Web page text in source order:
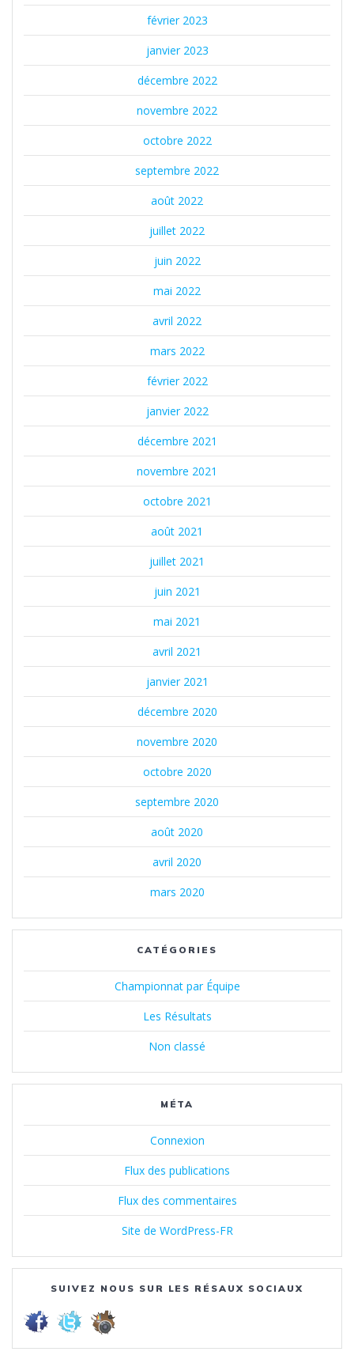
février 2023
janvier 2023
décembre 2022
novembre 2022
octobre 2022
septembre 2022
août 2022
juillet 2022
juin 2022
mai 2022
avril 2022
mars 2022
février 2022
janvier 2022
décembre 2021
novembre 2021
octobre 2021
août 2021
juillet 2021
juin 2021
mai 2021
avril 2021
janvier 2021
décembre 2020
novembre 2020
octobre 2020
septembre 2020
août 2020
avril 2020
mars 2020
CATÉGORIES
Championnat par Équipe
Les Résultats
Non classé
MÉTA
Connexion
Flux des publications
Flux des commentaires
Site de WordPress-FR
SUIVEZ NOUS SUR LES RÉSAUX SOCIAUX